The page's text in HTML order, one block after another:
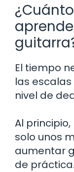
El tiempo
las
nivel de
Al
solo unos
aumentar
de práctica.